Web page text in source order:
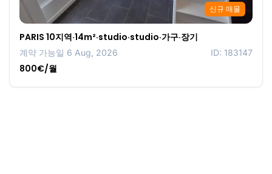
신규 매물
PARIS 10지역·14m²·studio·studio·가구·장기
계약 가능일 6 Aug, 2026 ID: 183147
800€/월